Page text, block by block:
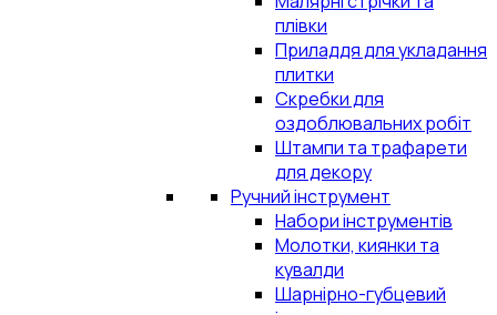
плівки
Приладдя для укладання
плитки
Скребки для
оздоблювальних робіт
Штампи та трафарети
для декору
Ручний інструмент
Набори інструментів
Молотки, киянки та
кувалди
Шарнірно-губцевий